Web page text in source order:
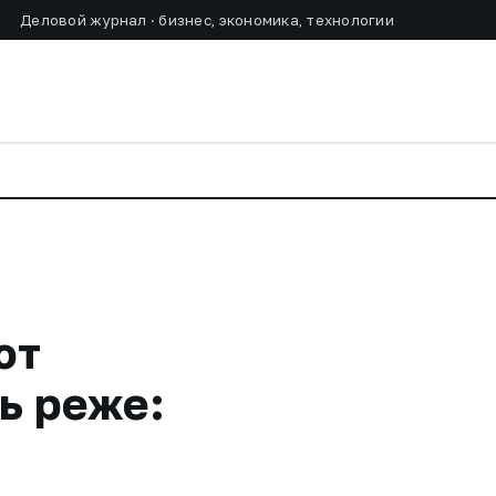
Деловой журнал · бизнес, экономика, технологии
реже: